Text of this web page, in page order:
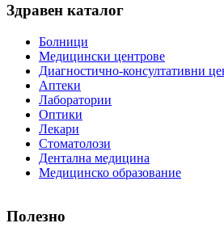
Здравен каталог
Болници
Медицински центрове
Диагностично-консултативни
Аптеки
Лаборатории
Оптики
Лекари
Стоматолози
Дентална медицина
Медицинско образование
Полезно